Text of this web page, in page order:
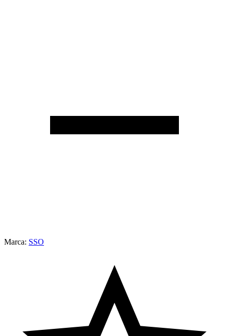
Marca: SSO